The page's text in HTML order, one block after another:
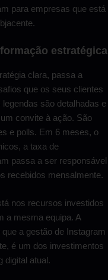
para empresas que está
estratégica
clara, passa a
que os seus clientes
são detalhadas e
convite à ação. São
e polls. Em 6 meses, o
a taxa de
passa a ser responsável
recebidos mensalmente.
nos recursos investidos
a mesma equipa. A
a gestão de Instagram
é um dos investimentos
digital atual.